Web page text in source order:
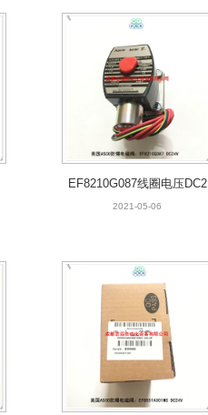
EF8210G087线圈电压DC2
4V美国ASCO防爆电磁阀
2021-05-06